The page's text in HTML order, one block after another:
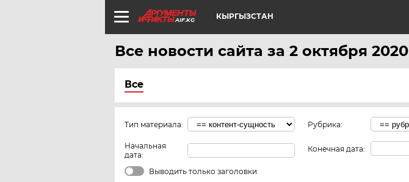
AIF.KG КЫРГЫЗСТАН
Все новости сайта за 2 октября 2020
Все
Тип материала: Рубрика:
Начальная
дата:
Конечная дата:
Выводить только заголовки